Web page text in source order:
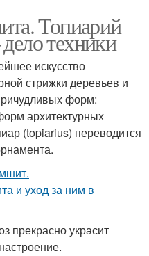
Топиарий
техники
искусство
стрижки деревьев и
форм:
архитектурных
(topiarius) переводится
прекрасно украсит